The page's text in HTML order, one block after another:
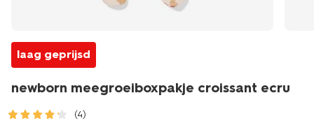
laag geprijsd
newborn meegroeiboxpakje croissant ecru
(4)